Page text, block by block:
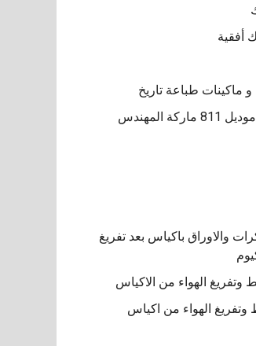
أفقية
ماكينات طباعة تاريخ
ماكينة عصر الزيوت موديل 811 ماركة المهندس
والاوراق باكياس بعد تفريغ
وتفريغ الهواء من الاكياس
وتفريغ الهواء من اكياس